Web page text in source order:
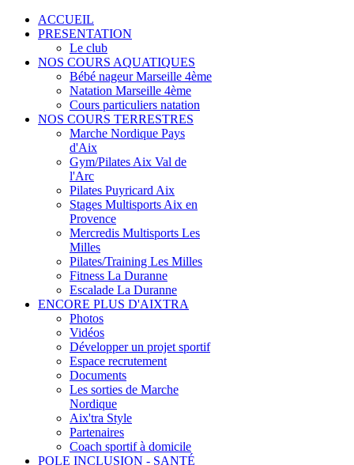
ACCUEIL
PRESENTATION
Le club
NOS COURS AQUATIQUES
Bébé nageur Marseille 4ème
Natation Marseille 4ème
Cours particuliers natation
NOS COURS TERRESTRES
Marche Nordique Pays
d'Aix
Gym/Pilates Aix Val de
l'Arc
Pilates Puyricard Aix
Stages Multisports Aix en
Provence
Mercredis Multisports Les
Milles
Pilates/Training Les Milles
Fitness La Duranne
Escalade La Duranne
ENCORE PLUS D'AIXTRA
Photos
Vidéos
Développer un projet sportif
Espace recrutement
Documents
Les sorties de Marche
Nordique
Aix'tra Style
Partenaires
Coach sportif à domicile
POLE INCLUSION - SANTÉ